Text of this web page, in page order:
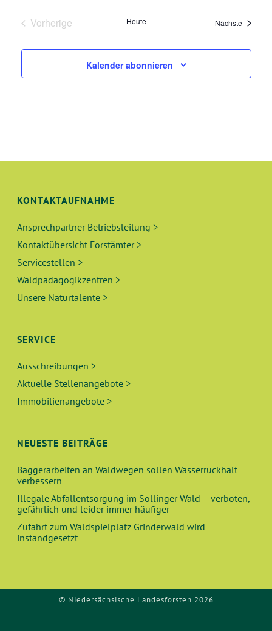
Vorherige
Heute Nächste
Kalender abonnieren
KONTAKTAUFNAHME
Ansprechpartner Betriebsleitung >
Kontaktübersicht Forstämter >
Servicestellen >
Waldpädagogikzentren >
Unsere Naturtalente >
SERVICE
Ausschreibungen >
Aktuelle Stellenangebote >
Immobilienangebote >
NEUESTE BEITRÄGE
Baggerarbeiten an Waldwegen sollen Wasserrückhalt
verbessern
Illegale Abfallentsorgung im Sollinger Wald – verboten,
gefährlich und leider immer häufiger
Zufahrt zum Waldspielplatz Grinderwald wird
instandgesetzt
© Niedersächsische Landesforsten 2026